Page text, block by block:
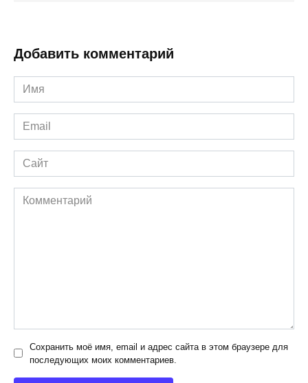
Добавить комментарий
Имя
*
Email
*
Сайт
Комментарий
Сохранить моё имя, email и адрес сайта в этом браузере для
последующих моих комментариев.